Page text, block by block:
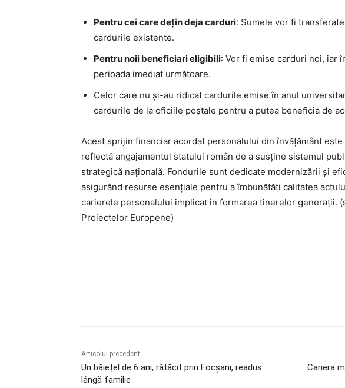
Pentru cei care dețin deja carduri: Sumele vor fi
cardurile existente.
Pentru noii beneficiari eligibili: Vor fi emise carduri noi, iar
perioada imediat următoare.
Celor care nu și-au ridicat cardurile emise în anul
cardurile de la oficiile poștale pentru a putea beneficia de
Acest sprijin financiar acordat personalului din învățământ
reflectă angajamentul statului român de a susține sistemul
strategică națională. Fondurile sunt dedicate modernizării și
asigurând resurse esențiale pentru a îmbunătăți calitatea
carierele personalului implicat în formarea tinerelor generații.
Proiectelor Europene)
Articolul precedent
Un băiețel de 6 ani, rătăcit prin Focșani, readus
lângă familie
Cariera